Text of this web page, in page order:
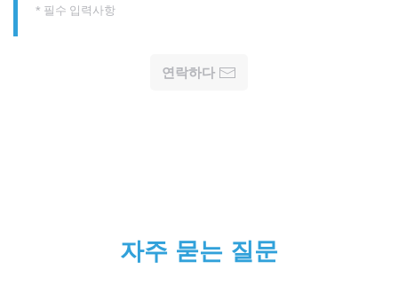
* 필수 입력사항
연락하다
자주 묻는 질문